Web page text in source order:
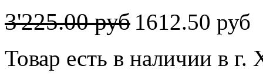
3'225.00 руб 1612.50 руб
Товар есть в наличии в г.